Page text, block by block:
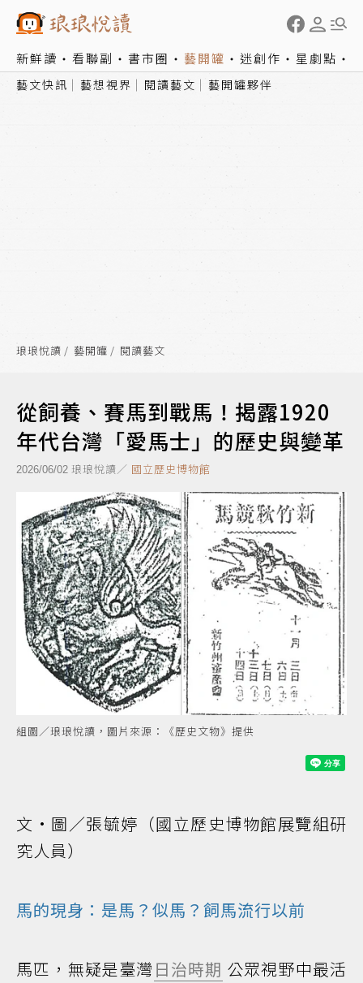
新鮮讀 看聯副 書市圈 藝開罐 迷創作 星劇點
藝文快訊 藝想視界 閱讀藝文 藝開罐夥伴
琅琅悅讀 藝開罐 閱讀藝文
從飼養、賽馬到戰馬！揭露1920
年代台灣「愛馬士」的歷史與變革
2026/06/02 琅琅悅讀／ 國立歷史博物館
組圖／琅琅悅讀，圖片來源：《歷史文物》提供
文•圖／張毓婷（國立歷史博物館展覽組研
究人員）
馬的現身：是馬？似馬？飼馬流行以前
馬匹，無疑是臺灣 日治時期 公眾視野中最活